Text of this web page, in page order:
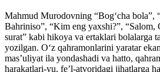
Mahmud Murodovning “Bog‘cha bola”,
Bahriniso”, “Kim eng yaxshi?”, “Salom,
surat” kabi hikoya va ertaklari bolalarga
yozilgan. O‘z qahramonlarini yaratar
mas’uliyat ila yondashadi va hatto,
harakatlari-yu, fe’l-atvoridagi jihatlarga